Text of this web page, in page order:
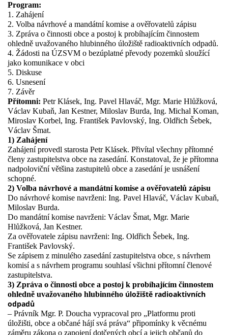
Program:
1. Zahájení
2. Volba návrhové a mandátní komise a ověřovatelů zápisu
3. Zpráva o činnosti obce a postoj k probíhajícím činnostem
ohledně uvažovaného hlubinného úložiště radioaktivních odpadů.
4. Žádosti na ÚZSVM o bezúplatné převody pozemků sloužící
jako komunikace v obci
5. Diskuse
6. Usnesení
7. Závěr
Přítomni: Petr Klásek, Ing. Pavel Hlaváč, Mgr. Marie Hlůžková,
Václav Kubaň, Jan Kestner, Miloslav Burda, Ing. Michal Koman,
Miroslav Korbel, Ing. František Pavlovský, Ing. Oldřich Šebek,
Václav Šmat.
1) Zahájení
Zahájení provedl starosta Petr Klásek. Přivítal všechny přítomné
členy zastupitelstva obce na zasedání. Konstatoval, že je přítomna
nadpoloviční většina zastupitelů obce a zasedání je usnášení
schopné.
2) Volba návrhové a mandátní komise a ověřovatelů zápisu
Do návrhové komise navrženi: Ing. Pavel Hlaváč, Václav Kubaň,
Miloslav Burda.
Do mandátní komise navrženi: Václav Šmat, Mgr. Marie
Hlůžková, Jan Kestner.
Za ověřovatele zápisu navrženi: Ing. Oldřich Šebek, Ing.
František Pavlovský.
Se zápisem z minulého zasedání zastupitelstva obce, s návrhem
komisí a s návrhem programu souhlasí všichni přítomní členové
zastupitelstva.
3) Zpráva o činnosti obce a postoj k probíhajícím činnostem
ohledně uvažovaného hlubinného úložiště radioaktivních
odpadů
– Právník Mgr. P. Doucha vypracoval pro „Platformu proti
úložišti, obce a občané hájí svá práva“ připomínky k věcnému
záměru zákona o zapojení dotčených obcí a jejich občanů do